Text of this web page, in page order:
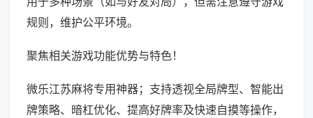
规则，维护公平环境。
聚焦相关游戏功能优势与特色！
微乐江苏麻将专用神器；支持透视全局牌型、智能出
牌策略、暗杠优化、提高好牌率及快速自摸等操作，